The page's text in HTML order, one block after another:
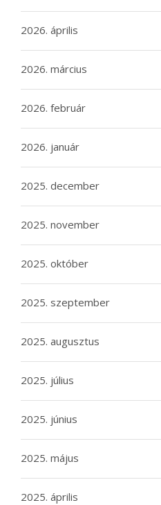
2026. április
2026. március
2026. február
2026. január
2025. december
2025. november
2025. október
2025. szeptember
2025. augusztus
2025. július
2025. június
2025. május
2025. április